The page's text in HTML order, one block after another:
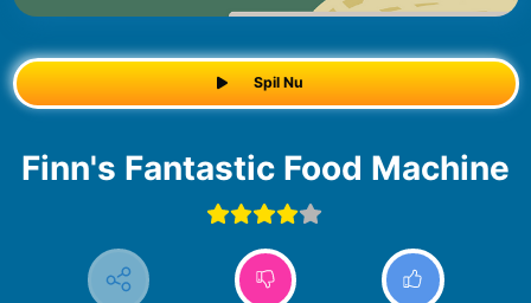
Spil Nu
Finn's Fantastic Food Machine